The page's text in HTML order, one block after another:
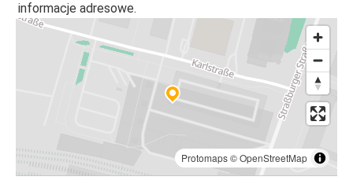
informacje adresowe.
Protomaps©OpenStreetMap